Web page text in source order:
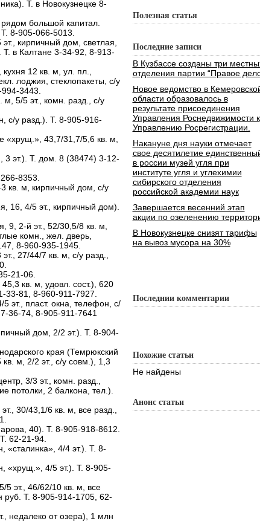
Т. в Новокузнецке 8-
большой капитал.
8-905-066-5013.
кирпичный дом, светлая,
Т. в Калтане 3-34-92, 8-913-
12 кв. м, ул. пл.,
лоджия, стеклопакеты, с/у
3443.
5/5 эт., комн. разд., с/у
с/у разд.). Т. 8-905-916-
«хрущ.», 43,7/31,7/5,6 кв. м,
эт.). Т. дом. 8 (38474) 3-12-
8353.
кв. м, кирпичный дом, с/у
16, 4/5 эт., кирпичный дом).
9, 2-й эт., 52/30,5/8 кв. м,
комн., жел. дверь,
8-960-935-1945.
27/44/7 кв. м, с/у разд.,
21-06.
кв. м, удовл. сост.), 620
33-81, 8-960-911-7927.
эт., пласт. окна, телефон, с/
36-74, 8-905-911-7641
дом, 2/2 эт.). Т. 8-904-
края (Темрюкский
м, 2/2 эт., с/у совм.), 1,3
3/3 эт., комн. разд.,
потолки, 2 балкона, тел.).
30/43,1/6 кв. м, все разд.,
40). Т. 8-905-918-8612.
62-21-94.
«сталинка», 4/4 эт.). Т. 8-
«хрущ.», 4/5 эт.). Т. 8-905-
эт., 46/62/10 кв. м, все
руб. Т. 8-905-914-1705, 62-
недалеко от озера), 1 млн
Полезная статья
Последние записи
В Кузбассе созданы три
отделения партии “Правое
Новое ведомство в
области образовалось в
результате присоединения
Управления Роснедвижимости к
Управлению Росрегистрации.
Накануне дня науки отмечает
свое десятилетие
в россии музей угля при
институте угля и углехимии
сибирского отделения
российской академии наук
Завершается весенний этап
акции по озеленению
В Новокузнецке снизят тарифы
на вывоз мусора на 30%
Последнии комментарии
Похожие статьи
Не найдены
Анонс статьи